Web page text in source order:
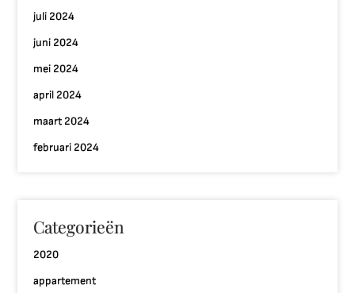
juli 2024
juni 2024
mei 2024
april 2024
maart 2024
februari 2024
Categorieën
2020
appartement